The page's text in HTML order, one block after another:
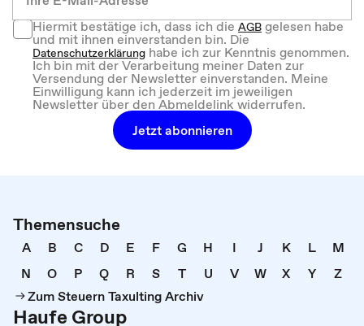
Hiermit bestätige ich, dass ich dieAGBgelesen habe
und mit ihnen einverstanden bin. Die
Datenschutzerklärung habe ich zur Kenntnis genommen.
Ich bin mit der Verarbeitung meiner Daten zur
Versendung der Newsletter einverstanden. Meine
Einwilligung kann ich jederzeit im jeweiligen
Newsletter über den Abmeldelink widerrufen.
Jetzt abonnieren
Themensuche
A B C D E F G H I J K L
M
N
O P Q R S T U V W X Y
Z
Zum Steuern Taxulting Archiv
Haufe Group